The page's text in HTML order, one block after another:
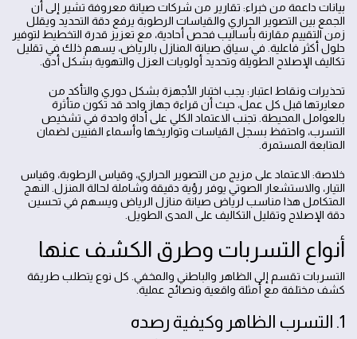
بيانات داعمة من خبراء: تقارير من شركات صيانة معروفة تشير إلى أن
الجمع بين التصوير الحراري والقياسات الرطوبة يرفع دقة التحديد ويقلل
زمن التقييم مقارنة بأساليب فحص أحادية، مع تعزيز قدرة التخطيط لتوفير
حلول أكثر فاعلية. في سياق صيانة المنازل بالرياض، يسهم ذلك في تقليل
تكاليف الإصلاح الطويلة وتحديد أولويات العزل والتهوية بشكل أدق.
تحذيرات ونقاط اعتبار: يجب اختبار الأجهزة بشكل دوري والتأكد من
معايرتها قبل كل عمل، حيث أن قراءة جهاز واحد قد تكون متأثرة
بالعوامل المحيطة. تجنب الاعتماد الكلي على أداة واحدة في تشخيص
التسرب، واحتفظ بسجل القياسات وتواريخها وأسماء الفنيين لضمان
المتابعة المستمرة.
خلاصة: الاعتماد على مزيج من التصوير الحراري، وقياس الرطوبة، وقياس
التيار، والاستشعار الصوتي يوفر رؤية دقيقة وشاملة لحالة المنزل. النهج
المتكامل هذا مناسب لرياض صيانة منازل الرياض ويسهم في تحسين
دقة الإصلاح وتقليل التكاليف على المدى الطويل.
أنواع التسربات وطرق الكشف عنها
التسربات تقسم إلى الظاهر والباطني والمخفي. كل نوع يتطلب طريقة
كشف مختلفة مع أمثلة واقعية ونصائح عملية.
1. التسرب الظاهر وكيفية رصده